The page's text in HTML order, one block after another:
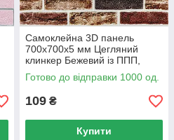
Самоклейна 3D панель
700х700х5 мм Цегляний
клинкер Бежевий із ППП,
Панелі для стін самоклейні
700х700 мм
Готово до відправки 1000 од.
109 ₴
Купити